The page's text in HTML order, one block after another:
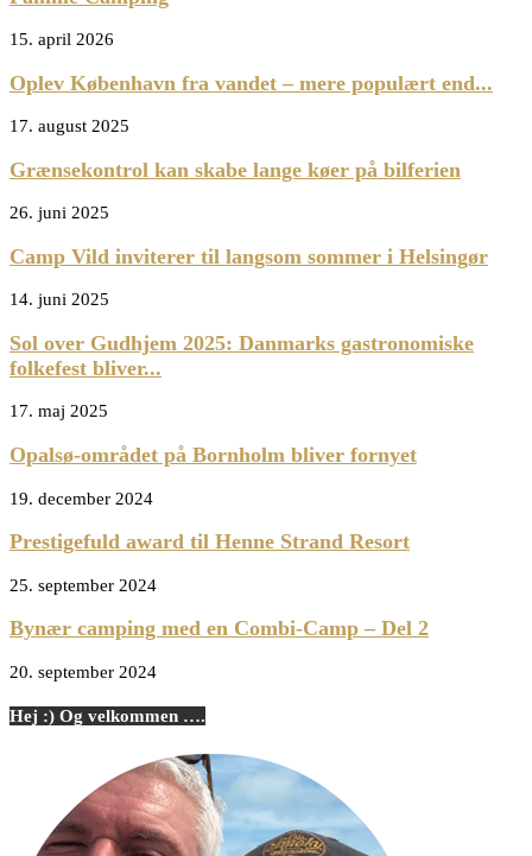
15. april 2026
Oplev København fra vandet – mere populært end...
17. august 2025
Grænsekontrol kan skabe lange køer på bilferien
26. juni 2025
Camp Vild inviterer til langsom sommer i Helsingør
14. juni 2025
Sol over Gudhjem 2025: Danmarks gastronomiske
folkefest bliver...
17. maj 2025
Opalsø-området på Bornholm bliver fornyet
19. december 2024
Prestigefuld award til Henne Strand Resort
25. september 2024
Bynær camping med en Combi-Camp – Del 2
20. september 2024
Hej :) Og velkommen ….